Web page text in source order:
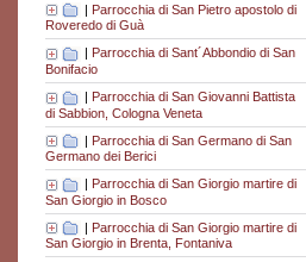
| Parrocchia di San Pietro apostolo di
Roveredo di Guà
Parrocchia di Sant´Abbondio di San
Bonifacio
| Parrocchia di San Giovanni Battista
di Sabbion, Cologna Veneta
| Parrocchia di San Germano di San
Germano dei Berici
| Parrocchia di San Giorgio martire di
San Giorgio in Bosco
| Parrocchia di San Giorgio martire di
San Giorgio in Brenta, Fontaniva